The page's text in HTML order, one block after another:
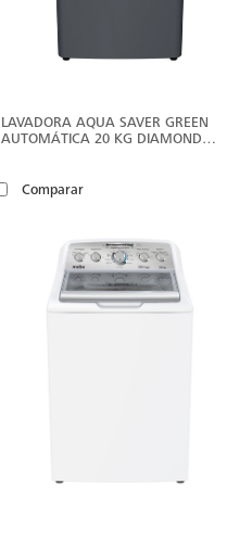
LAVADORA AQUA SAVER GREEN
AUTOMÁTICA 20 KG DIAMOND
Comparar